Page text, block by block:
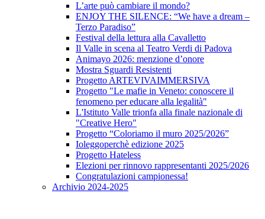
L’arte può cambiare il mondo?
ENJOY THE SILENCE: “We have a dream –
Terzo Paradiso”
Festival della lettura alla Cavalletto
Il Valle in scena al Teatro Verdi di Padova
Animayo 2026: menzione d’onore
Mostra Sguardi Resistenti
Progetto ARTEVIVAIMMERSIVA
Progetto "Le mafie in Veneto: conoscere il
fenomeno per educare alla legalità"
L'Istituto Valle trionfa alla finale nazionale di
"Creative Hero"
Progetto “Coloriamo il muro 2025/2026”
Ioleggoperchè edizione 2025
Progetto Hateless
Elezioni per rinnovo rappresentanti 2025/2026
Congratulazioni campionessa!
Archivio 2024-2025